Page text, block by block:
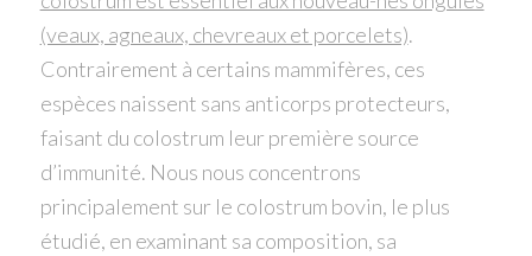
(veaux, agneaux, chevreaux et porcelets).
Contrairement à certains mammifères, ces
espèces naissent sans anticorps protecteurs,
faisant du colostrum leur première source
d’immunité. Nous nous concentrons
principalement sur le colostrum bovin, le plus
étudié, en examinant sa composition, sa